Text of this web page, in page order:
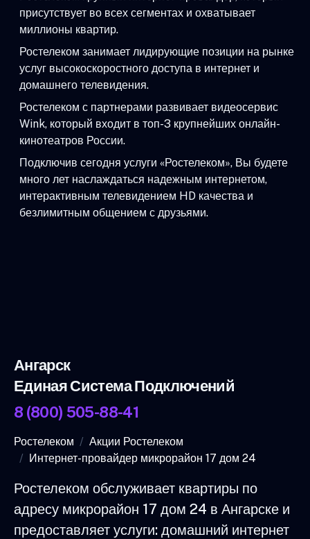
присутствует во всех сегментах и охватывает
миллионы квартир.
Ростелеком занимает лидирующие позиции на рынке
услуг высокоскоростного доступа в интернет и
домашнего телевидения.
Ростелеком с партнерами развивает видеосервис
Wink, который входит в топ-3 крупнейших онлайн-
кинотеатров России.
Подключив сегодня услуги «Ростелеком», Вы будете
много лет наслаждаться надежным интернетом,
интерактивным телевидением HD качества и
безлимитным общением с друзьями.
Ангарск
Единая Система Подключений
8 (800) 505-88-41
Ростелеком
Акции Ростелеком
Интернет-провайдер микрорайон 17 дом 24
Ростелеком обслуживает квартиры по
адресу микрорайон 17 дом 24 в Ангарске и
предоставляет услуги: домашний интернет